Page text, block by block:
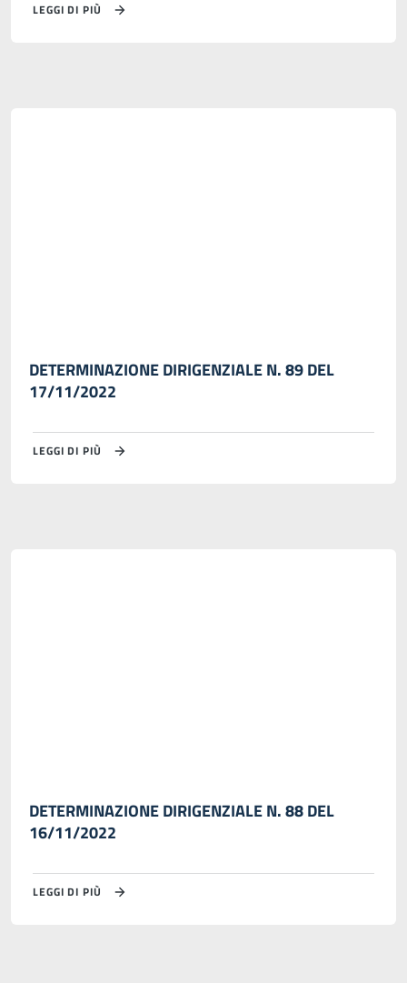
LEGGI DI PIÙ
DETERMINAZIONE DIRIGENZIALE N. 89 DEL
17/11/2022
LEGGI DI PIÙ
DETERMINAZIONE DIRIGENZIALE N. 88 DEL
16/11/2022
LEGGI DI PIÙ